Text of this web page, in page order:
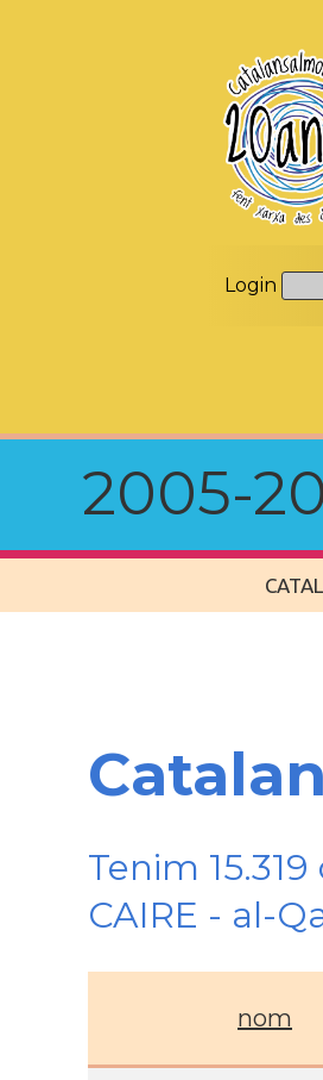
Login
2005-
Tenim
CAIRE - al-
nom